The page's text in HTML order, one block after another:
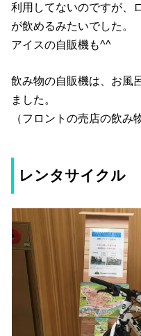
利用してないのですが、
が飲めるみたいでした。
アイスの自販機も^^
飲み物の自販機は、お風
ました。
（フロントの売店の飲
レンタサイクル